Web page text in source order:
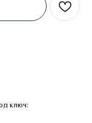
ключ: